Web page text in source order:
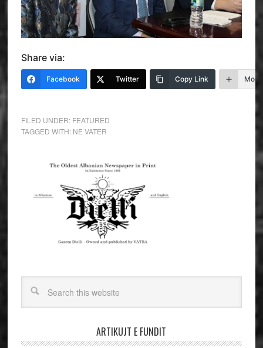
Share via:
Facebook Twitter Copy Link More
FILED UNDER: FEATURED
TAGGED WITH: NE VATER
ARTIKUJT E FUNDIT